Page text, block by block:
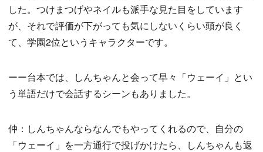
した。つけまつげやネイルも派手な見た目をしています
が、それで評価が下がっても気にしないくらい頭が良く
て、学園2位というキャラクターです。
ーー台本では、しんちゃんと会って早々「ウェーイ」とい
う単語だけで会話するシーンもありました。
仲：しんちゃんならなんでもやってくれるので、自分の
「ウェーイ」を一方通行で投げかけたら、しんちゃんも返